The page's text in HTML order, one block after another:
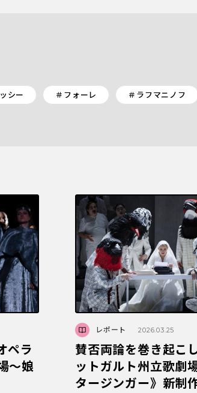
シー ＃フォーレ ＃ラフマニノフ
ペラ
～娘
レポート 2026.03.25
賛否両論を巻き起こ
ットガルト州立歌劇
タージンガー》新制